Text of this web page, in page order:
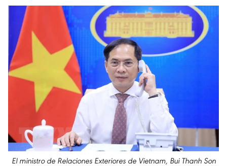
El ministro de Relaciones Exteriores de Vietnam, Bui Thanh Son